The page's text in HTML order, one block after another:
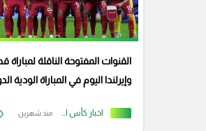
اخبار كأس العالم
القنوات المفتوحة الناقلة لمباراة
وإيرلندا اليوم في المباراة الودية
منذ شهرين